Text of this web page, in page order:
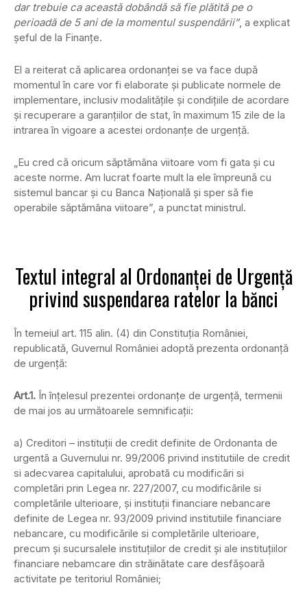
dar trebuie ca această dobândă să fie plătită pe o
perioadă de 5 ani de la momentul suspendării”, a explicat
şeful de la Finanţe.
El a reiterat că aplicarea ordonanţei se va face după
momentul în care vor fi elaborate şi publicate normele de
implementare, inclusiv modalităţile şi condiţiile de acordare
şi recuperare a garanţiilor de stat, în maximum 15 zile de la
intrarea în vigoare a acestei ordonanţe de urgenţă.
„Eu cred că oricum săptămâna viitoare vom fi gata şi cu
aceste norme. Am lucrat foarte mult la ele împreună cu
sistemul bancar şi cu Banca Naţională şi sper să fie
operabile săptămâna viitoare”, a punctat ministrul.
Textul integral al Ordonanţei de Urgenţă
privind suspendarea ratelor la bănci
În temeiul art. 115 alin. (4) din Constituţia României,
republicată, Guvernul României adoptă prezenta ordonanţă
de urgenţă:
Art.1. În înţelesul prezentei ordonanţe de urgenţă, termenii
de mai jos au următoarele semnificaţii:
a) Creditori – instituţii de credit definite de Ordonanta de
urgentã a Guvernului nr. 99/2006 privind institutiile de credit
si adecvarea capitalului, aprobatã cu modificãri si
completãri prin Legea nr. 227/2007, cu modificãrile si
completãrile ulterioare, şi instituţii financiare nebancare
definite de Legea nr. 93/2009 privind institutiile financiare
nebancare, cu modificãrile si completãrile ulterioare,
precum şi sucursalele instituţiilor de credit şi ale instituţiilor
financiare nebamcare din străinătate care desfăşoară
activitate pe teritoriul României;